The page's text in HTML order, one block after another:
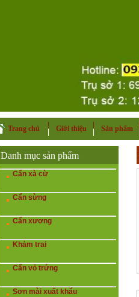
Trang chủ Giới thiệu Sản phẩm
Danh mục sản phẩm
Cẩn xà cừ
Cẩn sừng
Cẩn xương
Khảm trai
Cẩn vỏ trứng
Sơn mài xuất khẩu